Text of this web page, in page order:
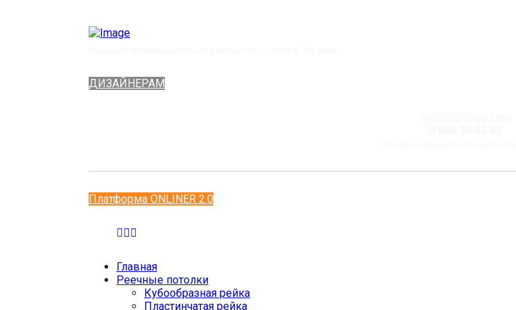
ДИЗАЙНЕРАМ
Платформа ONLINER 2.0
Главная
Реечные потолки
Кубообразная рейка
Пластинчатая рейка